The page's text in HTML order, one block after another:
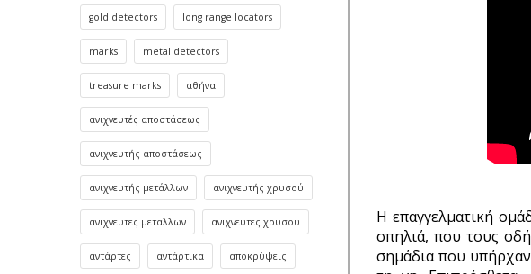
gold detectors long range locators
marks metal detectors
treasure marks αθήνα
ανιχνευτές αποστάσεως
ανιχνευτής αποστάσεως
ανιχνευτής μετάλλων ανιχνευτής χρυσού
ανιχνευτες μεταλλων ανιχνευτες χρυσου
αντάρτες αντάρτικα αποκρύψεις
Η επαγγελματική
σπηλιά, που τους
σημάδια που